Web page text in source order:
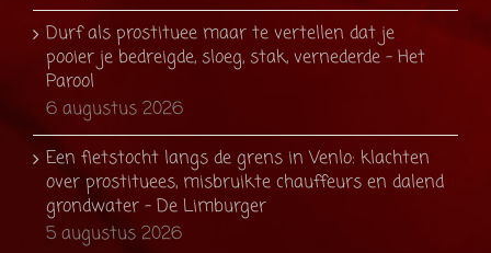
Durf als prostituee maar te vertellen dat je
pooier je bedreigde, sloeg, stak, vernederde - Het
Parool
6 augustus 2026
Een fietstocht langs de grens in Venlo: klachten
over prostituees, misbruikte chauffeurs en dalend
grondwater - De Limburger
5 augustus 2026